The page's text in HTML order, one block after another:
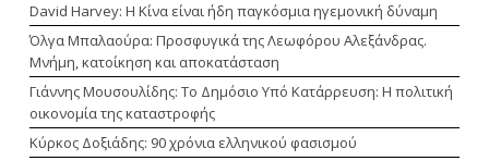
David Harvey: Η Κίνα είναι ήδη παγκόσμια ηγεμονική δύναμη
Όλγα Μπαλαούρα: Προσφυγικά της Λεωφόρου Αλεξάνδρας.
Μνήμη, κατοίκηση και αποκατάσταση
Γιάννης Μουσουλίδης: Το Δημόσιο Υπό Κατάρρευση: Η πολιτική
οικονομία της καταστροφής
Κύρκος Δοξιάδης: 90 χρόνια ελληνικού φασισμού